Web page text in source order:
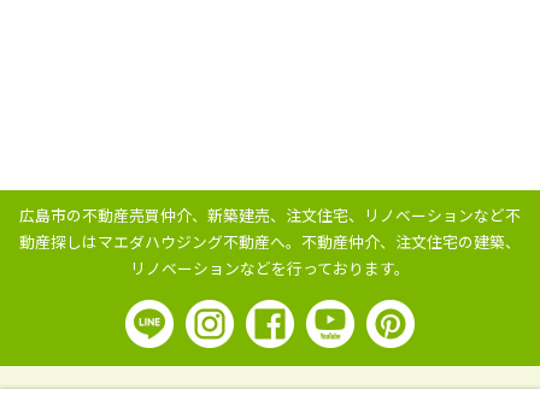
広島市の不動産売買仲介、新築建売、注文住宅、リノベーションなど不
動産探しはマエダハウジング不動産へ。 不動産仲介、注文住宅の建築、
リノベーションなどを行っております。